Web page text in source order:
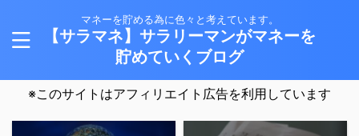
マネーを貯める為に色々と考えています。
【サラマネ】サラリーマンがマネーを
貯めていくブログ
※このサイトはアフィリエイト広告を利用しています